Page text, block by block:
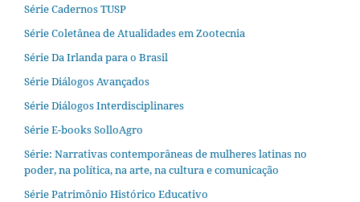
Série Cadernos TUSP
Série Coletânea de Atualidades em Zootecnia
Série Da Irlanda para o Brasil
Série Diálogos Avançados
Série Diálogos Interdisciplinares
Série E-books SolloAgro
Série: Narrativas contemporâneas de mulheres latinas no
poder, na política, na arte, na cultura e comunicação
Série Patrimônio Histórico Educativo